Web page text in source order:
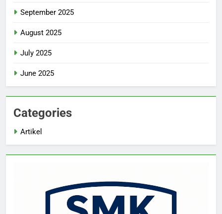
September 2025
August 2025
July 2025
June 2025
Categories
Artikel